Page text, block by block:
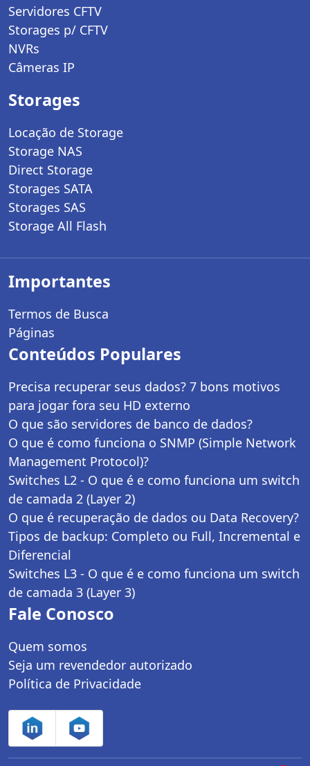
Servidores CFTV
Storages p/ CFTV
NVRs
Câmeras IP
Storages
Locação de Storage
Storage NAS
Direct Storage
Storages SATA
Storages SAS
Storage All Flash
Importantes
Termos de Busca
Páginas
Conteúdos Populares
Precisa recuperar seus dados? 7 bons motivos
para jogar fora seu HD externo
O que são servidores de banco de dados?
O que é como funciona o SNMP (Simple Network
Management Protocol)?
Switches L2 - O que é e como funciona um switch
de camada 2 (Layer 2)
O que é recuperação de dados ou Data Recovery?
Tipos de backup: Completo ou Full, Incremental e
Diferencial
Switches L3 - O que é e como funciona um switch
de camada 3 (Layer 3)
Fale Conosco
Quem somos
Seja um revendedor autorizado
Política de Privacidade